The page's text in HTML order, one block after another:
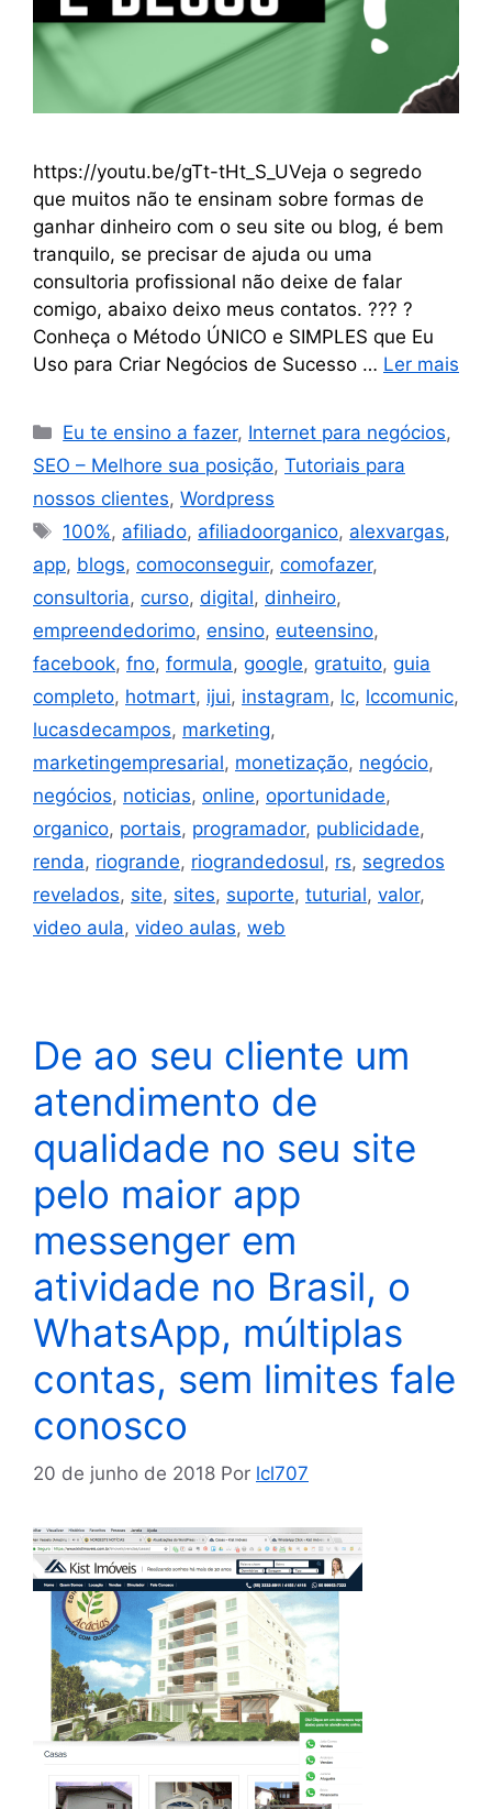
https://youtu.be/gTt-tHt_S_UVeja o segredo
que muitos não te ensinam sobre formas de
ganhar dinheiro com o seu site ou blog, é bem
tranquilo, se precisar de ajuda ou uma
consultoria profissional não deixe de falar
comigo, abaixo deixo meus contatos. ??? ?
Conheça o Método ÚNICO e SIMPLES que Eu
Uso para Criar Negócios de Sucesso … Ler mais
Eu te ensino a fazer, Internet para negócios,
SEO – Melhore sua posição, Tutoriais para
nossos clientes, Wordpress
100%, afiliado, afiliadoorganico, alexvargas,
app, blogs, comoconseguir, comofazer,
consultoria, curso, digital, dinheiro,
empreendedorimo, ensino, euteensino,
facebook, fno, formula, google, gratuito, guia
completo, hotmart, ijui, instagram, lc, lccomunic,
lucasdecampos, marketing,
marketingempresarial, monetização, negócio,
negócios, noticias, online, oportunidade,
organico, portais, programador, publicidade,
renda, riogrande, riograndedosul, rs, segredos
revelados, site, sites, suporte, tuturial, valor,
video aula, video aulas, web
De ao seu cliente um
atendimento de
qualidade no seu site
pelo maior app
messenger em
atividade no Brasil, o
WhatsApp, múltiplas
contas, sem limites fale
conosco
20 de junho de 2018 Por lcl707